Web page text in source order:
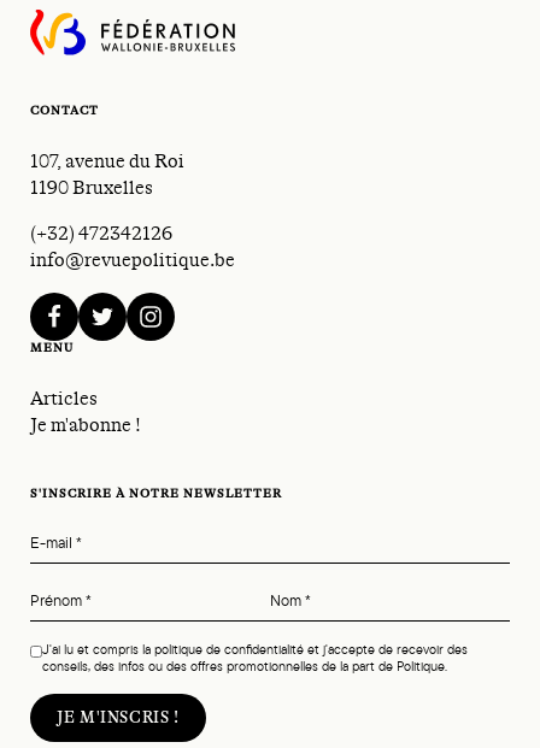
CONTACT
107, avenue du Roi
1190 Bruxelles
(+32) 472342126
info@revuepolitique.be
facebooktwitterinstagram
MENU
Articles
Je m'abonne !
S'INSCRIRE À NOTRE NEWSLETTER
E-mail *
Prénom* Nom*
J'ai lu et compris la politique de confidentialité et j'accepte de recevoir des
conseils, des infos ou des offres promotionnelles de la part de Politique.